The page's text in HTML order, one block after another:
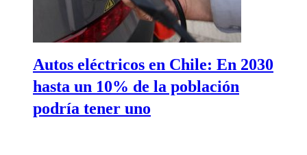
Autos eléctricos en Chile: En 2030
hasta un 10% de la población
podría tener uno